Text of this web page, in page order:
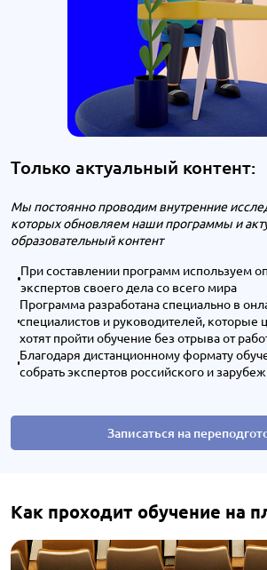
Только актуальный контент:
Мы постоянно проводим внутренние
которых обновляем наши программы и
образовательный контент
При составлении программ используем
экспертов своего дела со всего мира
Программа разработана специально в
специалистов и руководителей, которые
хотят пройти обучение без отрыва от
Благодаря дистанционному формату
собрать экспертов российского и
Записаться на
Как проходит обучение на